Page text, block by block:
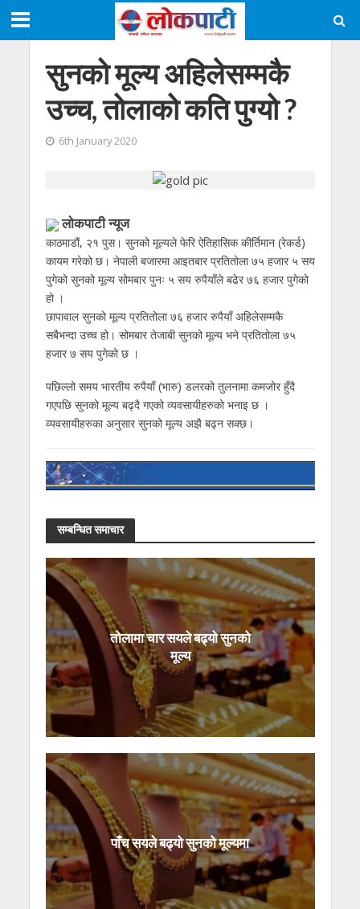
सुनको मूल्य अहिलेसम्मकै
उच्च, तोलाको कति पुग्यो ?
6th January 2020
लाेकपाटी न्यूज
काठमाडौं, २१ पुस। सुनको मूल्यले फेरि ऐतिहासिक कीर्तिमान (रेकर्ड)
कायम गरेको छ। नेपाली बजारमा आइतबार प्रतितोला ७५ हजार ५ सय
पुगेको सुनको मूल्य सोमबार पुनः ५ सय रुपैयाँले बढेर ७६ हजार पुगेको
हो ।
छापावाल सुनको मूल्य प्रतितोला ७६ हजार रुपैयाँ अहिलेसम्मकै
सबैभन्दा उच्च हो। सोमबार तेजाबी सुनको मूल्य भने प्रतितोला ७५
हजार ७ सय पुगेको छ ।
पछिल्लो समय भारतीय रुपैयाँ (भारु) डलरको तुलनामा कमजोर हुँदै
गएपछि सुनको मूल्य बढ्दै गएको व्यवसायीहरुको भनाइ छ ।
व्यवसायीहरुका अनुसार सुनको मूल्य अझै बढ्न सक्छ।
सम्बन्धित समाचार
तोलामा चार सयले बढ्यो सुनको
मूल्य
पाँच सयले बढ्यो सुनको मूल्यमा